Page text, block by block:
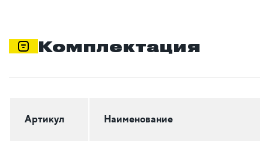
Комплектация
Артикул Наименование